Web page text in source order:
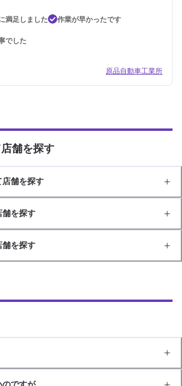
満足しました
作業が早かったです
でした
原品自動車工業所
舗を探す
店舗を探す
舗を探す
舗を探す
のですが